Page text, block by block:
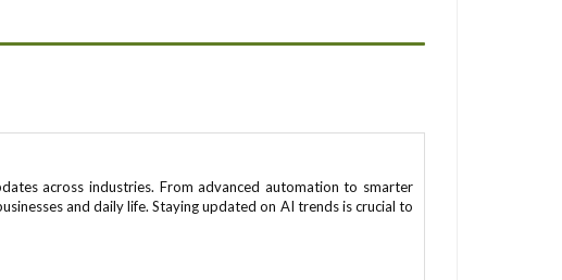
across industries. From advanced automation to smarter
and daily life. Staying updated on AI trends is crucial to